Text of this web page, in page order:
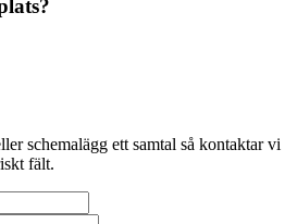
schemalägg ett samtal så kontaktar vi
fält.